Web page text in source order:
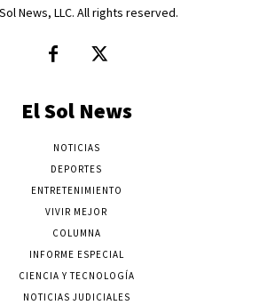
News, LLC. All rights reserved.
El Sol News
NOTICIAS
DEPORTES
ENTRETENIMIENTO
VIVIR MEJOR
COLUMNA
INFORME ESPECIAL
CIENCIA Y TECNOLOGÍA
NOTICIAS JUDICIALES